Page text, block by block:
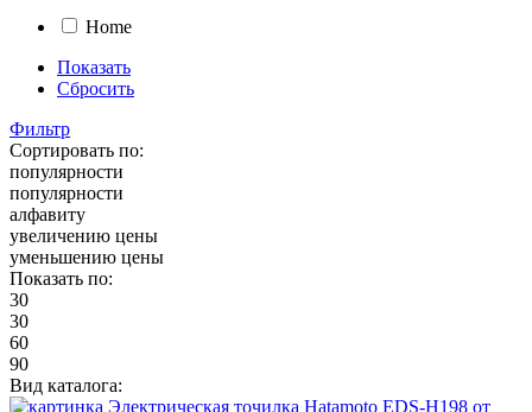
Home
Показать
Сбросить
Фильтр
Сортировать по:
популярности
популярности
алфавиту
увеличению цены
уменьшению цены
Показать по:
30
30
60
90
Вид каталога: